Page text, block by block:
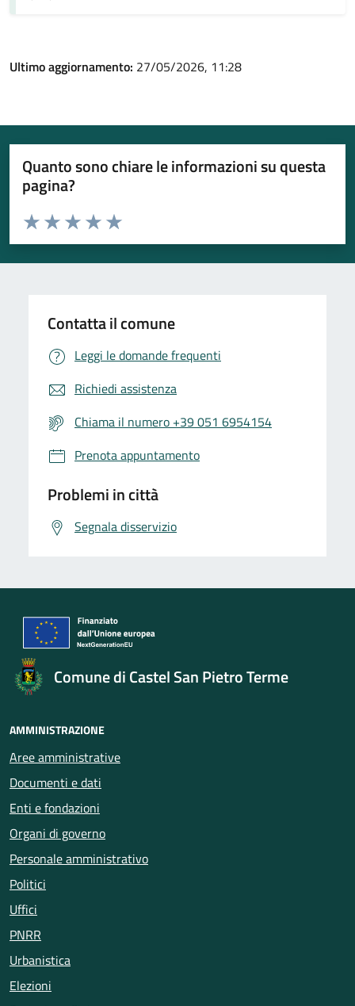
Ultimo aggiornamento: 27/05/2026, 11:28
Quanto sono chiare le informazioni su questa
pagina?
Valuta da 1 a 5 stelle la pagina
Valuta 5 stelle su 5
Valuta 4 stelle su 5
Valuta 3 stelle su 5
Valuta 2 stelle su 5
Valuta 1 stelle su 5
Contatta il comune
Leggi le domande frequenti
Richiedi assistenza
Chiama il numero +39 051 6954154
Prenota appuntamento
Problemi in città
Segnala disservizio
Comune di Castel San Pietro Terme
AMMINISTRAZIONE
Aree amministrative
Documenti e dati
Enti e fondazioni
Organi di governo
Personale amministrativo
Politici
Uffici
PNRR
Urbanistica
Elezioni